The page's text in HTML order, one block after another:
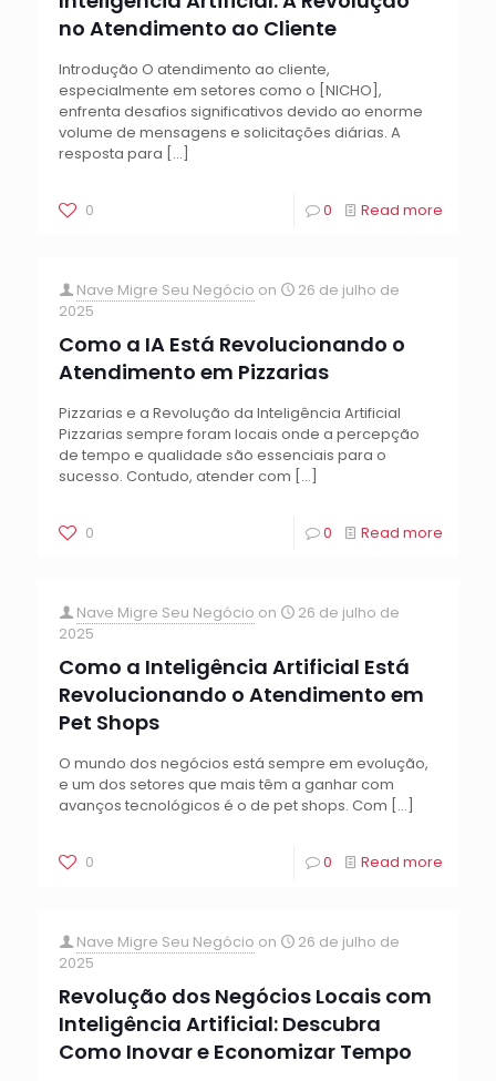
no Atendimento ao Cliente
Introdução O atendimento ao cliente,
especialmente em setores como o [NICHO],
enfrenta desafios significativos devido ao enorme
volume de mensagens e solicitações diárias. A
resposta para […]
0 0 Read more
Nave Migre Seu Negócio on
26 de julho de
2025
Como a IA Está Revolucionando o
Atendimento em Pizzarias
Pizzarias e a Revolução da Inteligência Artificial
Pizzarias sempre foram locais onde a percepção
de tempo e qualidade são essenciais para o
sucesso. Contudo, atender com […]
0 0 Read more
Nave Migre Seu Negócio on
26 de julho de
2025
Como a Inteligência Artificial Está
Revolucionando o Atendimento em
Pet Shops
O mundo dos negócios está sempre em evolução,
e um dos setores que mais têm a ganhar com
avanços tecnológicos é o de pet shops. Com […]
0 0 Read more
Nave Migre Seu Negócio on
26 de julho de
2025
Revolução dos Negócios Locais com
Inteligência Artificial: Descubra
Como Inovar e Economizar Tempo